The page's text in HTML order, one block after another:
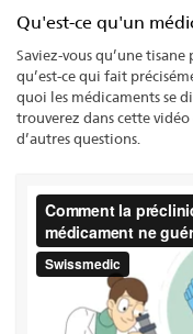
Qu'est-ce qu'un
Saviez-vous qu’une
qu’est-ce qui fait
quoi les médicaments se
trouverez dans cette
d’autres questions.